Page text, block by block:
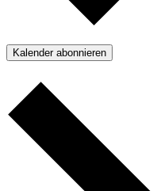
Kalender abonnieren